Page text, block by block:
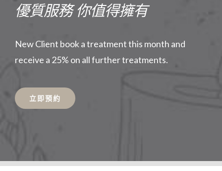
優質服務 你值得擁有
New Client book a treatment this month and
receive a 25% on all further treatments.
立即預約